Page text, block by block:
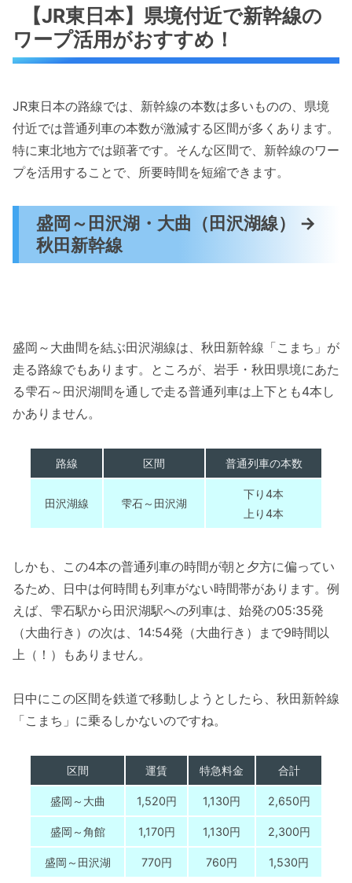
【JR東日本】県境付近で新幹線の
ワープ活用がおすすめ！
JR東日本の路線では、新幹線の本数は多いものの、県境
付近では普通列車の本数が激減する区間が多くあります。
特に東北地方では顕著です。そんな区間で、新幹線のワー
プを活用することで、所要時間を短縮できます。
盛岡～田沢湖・大曲（田沢湖線） →
秋田新幹線
盛岡～大曲間を結ぶ田沢湖線は、秋田新幹線「こまち」が
走る路線でもあります。ところが、岩手・秋田県境にあた
る雫石～田沢湖間を通しで走る普通列車は上下とも4本し
かありません。
路線 区間 普通列車の本数
田沢湖線 雫石～田沢湖
下り4本
上り4本
しかも、この4本の普通列車の時間が朝と夕方に偏ってい
るため、日中は何時間も列車がない時間帯があります。例
えば、雫石駅から田沢湖駅への列車は、始発の05:35発
（大曲行き）の次は、14:54発（大曲行き）まで9時間以
上（！）もありません。
日中にこの区間を鉄道で移動しようとしたら、秋田新幹線
「こまち」に乗るしかないのですね。
区間 運賃 特急料金 合計
盛岡～大曲 1,520円 1,130円 2,650円
盛岡～角館 1,170円 1,130円 2,300円
盛岡～田沢湖 770円 760円 1,530円